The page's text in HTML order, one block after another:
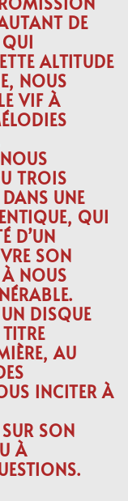
DE
QUI
ALTITUDE
NOUS
VIF À
TROIS
UNE
QUI
D’UN
SON
À NOUS
UN DISQUE
AU
INCITER À
SON
À